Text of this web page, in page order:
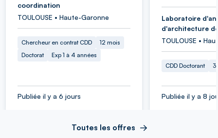
coordination
TOULOUSE • Haute-Garonne
Chercheur en contrat CDD
12 mois
Doctorat
Exp 1 à 4 années
Publiée il y a 6 jours
Laboratoire
d'architecture
TOULOUSE •
CDD Doctorant
Publiée il y a 8
Toutes les offres